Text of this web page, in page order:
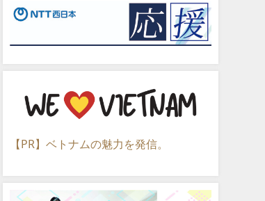
【PR】ベトナムの魅力を発信。